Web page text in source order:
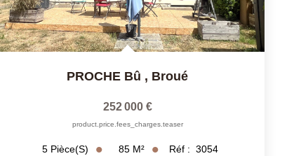
PROCHE Bû , Broué
252 000 €
product.price.fees_charges.teaser
5 Pièce(s) 85 M² Réf : 3054